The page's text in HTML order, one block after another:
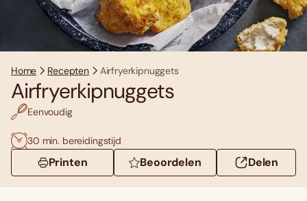
Home Recepten Airfryerkipnuggets
Airfryerkipnuggets
Eenvoudig
30 min. bereidingstijd
Printen Beoordelen Delen